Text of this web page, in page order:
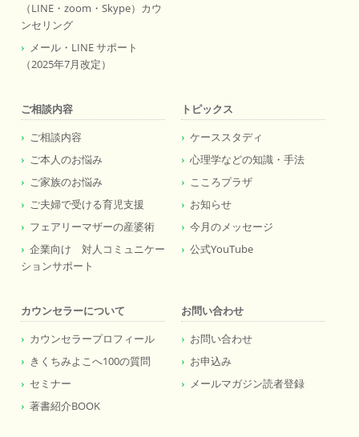
（LINE・zoom・Skype）カウ
ンセリング
メール・LINE サポート
（2025年7月改定）
ご相談内容
ご相談内容
ご本人のお悩み
ご家族のお悩み
ご夫婦で受ける育児支援
フェアリーマザーの産婆術
企業向け 対人コミュニケー
ションサポート
トピックス
ケーススタディ
心理学などの知識・手法
こころプラザ
お知らせ
今月のメッセージ
公式YouTube
カウンセラーについて
カウンセラープロフィール
きくちみよこへ100の質問
セミナー
著書紹介BOOK
お問い合わせ
お問い合わせ
お申込み
メールマガジン読者登録